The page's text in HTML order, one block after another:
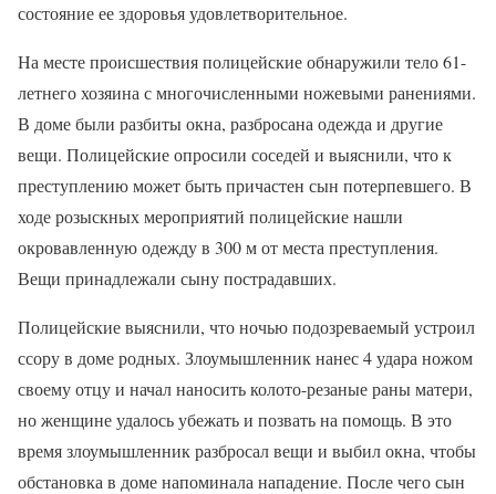
состояние ее здоровья удовлетворительное.
На месте происшествия полицейские обнаружили тело 61-
летнего хозяина с многочисленными ножевыми ранениями.
В доме были разбиты окна, разбросана одежда и другие
вещи. Полицейские опросили соседей и выяснили, что к
преступлению может быть причастен сын потерпевшего. В
ходе розыскных мероприятий полицейские нашли
окровавленную одежду в 300 м от места преступления.
Вещи принадлежали сыну пострадавших.
Полицейские выяснили, что ночью подозреваемый устроил
ссору в доме родных. Злоумышленник нанес 4 удара ножом
своему отцу и начал наносить колото-резаные раны матери,
но женщине удалось убежать и позвать на помощь. В это
время злоумышленник разбросал вещи и выбил окна, чтобы
обстановка в доме напоминала нападение. После чего сын